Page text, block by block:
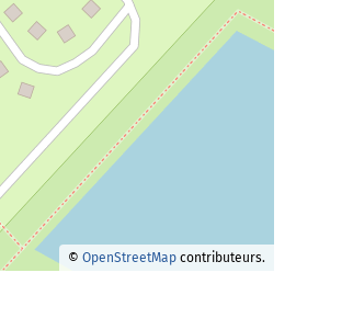
© OpenStreetMap contributeurs.